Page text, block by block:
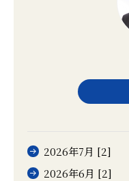
2026年7月 [2]
2026年6月 [2]